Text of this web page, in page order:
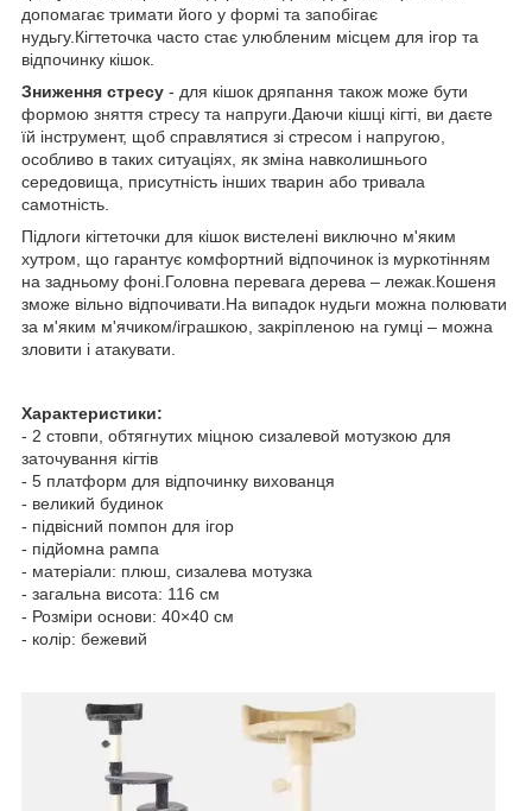
допомагає тримати його у формі та запобігає
нудьгу.Кігтеточка часто стає улюбленим місцем для ігор та
відпочинку кішок.
Зниження стресу - для кішок дряпання також може бути
формою зняття стресу та напруги.Даючи кішці кігті, ви даєте
їй інструмент, щоб справлятися зі стресом і напругою,
особливо в таких ситуаціях, як зміна навколишнього
середовища, присутність інших тварин або тривала
самотність.
Підлоги кігтеточки для кішок вистелені виключно м'яким
хутром, що гарантує комфортний відпочинок із муркотінням
на задньому фоні.Головна перевага дерева – лежак.Кошеня
зможе вільно відпочивати.На випадок нудьги можна полювати
за м'яким м'ячиком/іграшкою, закріпленою на гумці – можна
зловити і атакувати.
Характеристики:
- 2 стовпи, обтягнутих міцною сизалевой мотузкою для
заточування кігтів
- 5 платформ для відпочинку вихованця
- великий будинок
- підвісний помпон для ігор
- підйомна рампа
- матеріали: плюш, сизалева мотузка
- загальна висота: 116 см
- Розміри основи: 40×40 см
- колір: бежевий